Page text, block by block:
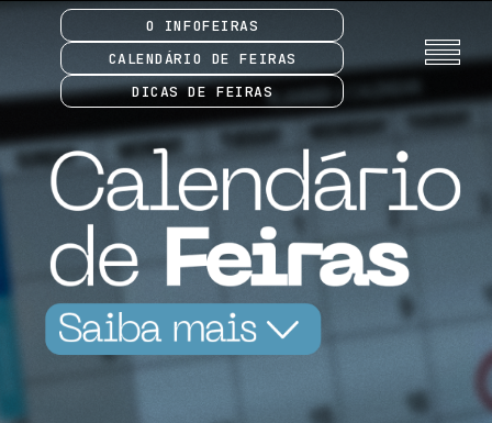
O INFOFEIRAS
CALENDÁRIO DE FEIRAS
DICAS DE FEIRAS